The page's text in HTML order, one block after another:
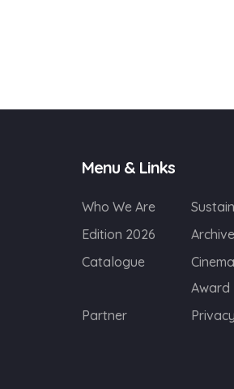
Menu & Links
Who We Are
Edition 2026
Archive
Catalogue
Award
Partner
Privacy